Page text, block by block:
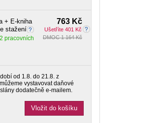
763 Kč
Ušetříte 401 Kč
DMOC 1 164 Kč
+ E-kniha
stažení
pracovních
od 1.8. do 21.8. z
vystavovat daňové
dodatečně e-mailem.
Vložit do košíku